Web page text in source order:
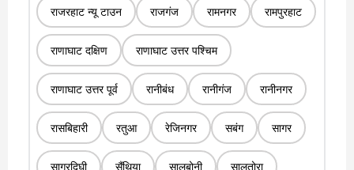
राजरहाट न्यू टाउन राजगंज रामनगर रामपुरहाट
राणाघाट दक्षिण राणाघाट उत्तर पश्चिम
राणाघाट उत्तर पूर्व रानीबंध रानीगंज रानीनगर
रासबिहारी रतुआ रेजिनगर सबंग सागर
सागरदिघी सैंथिया सालबोनी सालतोरा